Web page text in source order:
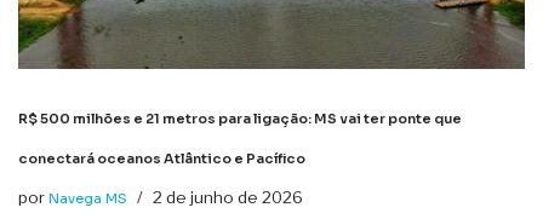
R$ 500 milhões e 21 metros para ligação: MS vai ter ponte que
conectará oceanos Atlântico e Pacífico
por Navega MS 2 de junho de 2026